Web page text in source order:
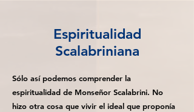
Espiritualidad
Scalabriniana
Sólo así podemos comprender la
espiritualidad de Monseñor Scalabrini. No
hizo otra cosa que vivir el ideal que proponía